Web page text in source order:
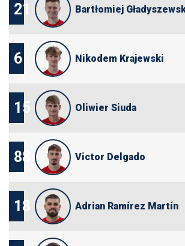
21 Bartłomiej
6 Nikodem Krajewski
15 Oliwier Siuda
88 Victor Delgado
18 Adrian Ramírez Martín